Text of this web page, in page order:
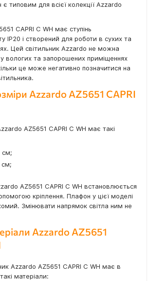
є типовим для всієї колекції Azzardo
CAPRI C WH має ступінь
IP20 і створений для роботи в сухих та
Цей світильник Azzardo не можна
вологих та запорошених приміщеннях
це може негативно позначитися на
Azzardo AZ5651 CAPRI
AZ5651 CAPRI C WH має такі
см;
см;
AZ5651 CAPRI C WH встановлюється
кріплення. Плафон у цієї моделі
Змінювати напрямок світла ним не
Azzardo AZ5651
Azzardo AZ5651 CAPRI C WH має в
матеріали: